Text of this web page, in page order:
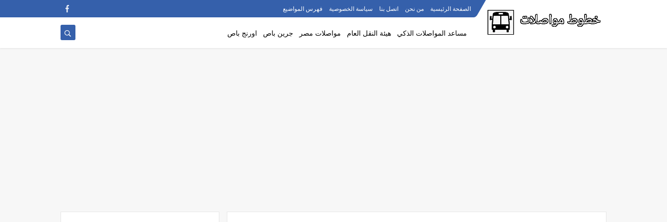
الصفحة الرئيسية من نحن اتصل بنا سياسة الخصوصية فهرس المواضيع
مساعد المواصلات الذكي هيئة النقل العام مواصلات مصر جرين باص اورنج باص